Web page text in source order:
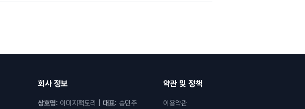
회사 정보
상호명: 이미지팩토리 대표: 송민주
약관 및 정책
이용약관